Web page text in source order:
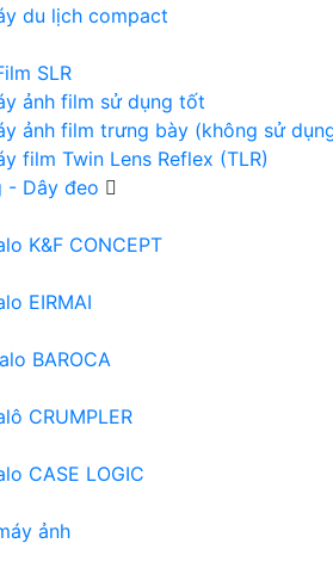
du lịch compact
SLR
ảnh film sử dụng tốt
ảnh film trưng bày (không sử
film Twin Lens Reflex (TLR)
- Dây đeo
K&F CONCEPT
EIRMAI
BAROCA
CRUMPLER
CASE LOGIC
ảnh